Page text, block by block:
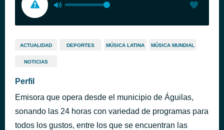
ACTUALIDAD DEPORTES MÚSICA LATINA MÚSICA MUNDIAL
NOTICIAS
Perfil
Emisora que opera desde el municipio de Águilas,
sonando las 24 horas con variedad de programas para
todos los gustos, entre los que se encuentran las